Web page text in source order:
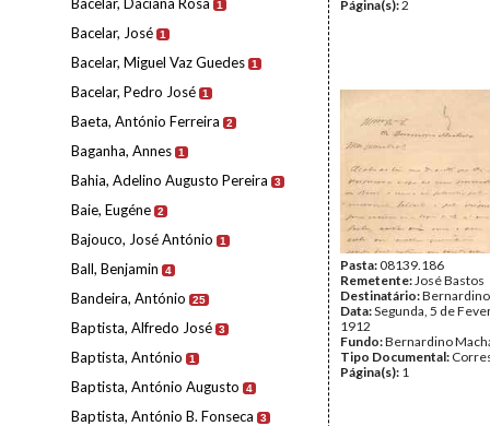
1
Bacelar, José 1
Bacelar, Miguel Vaz Guedes 1
Bacelar, Pedro José 1
Baeta, António Ferreira 2
Baganha, Annes 1
Bahia, Adelino Augusto Pereira 3
Baie, Eugéne 2
Bajouco, José António 1
Ball, Benjamin 4
Bandeira, António 25
Baptista, Alfredo José 3
Baptista, António 1
Baptista, António Augusto 4
Baptista, António B. Fonseca 3
Página(s):2
Pasta:08139.186
Remetente:José Bastos
Destinatário:
Data:Segunda, 5 de
1912
Fundo:Bernardino
Tipo Documental:
Página(s): 1